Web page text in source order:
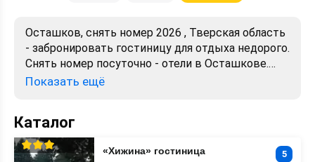
Осташков, снять номер 2026 , Тверская область
- забронировать гостиницу для отдыха недорого.
Снять номер посуточно - отели в Осташкове.
Лучшие цены, отзывы, фото, карта, телефоны,
Показать ещё
Каталог
«Хижина»
гостиница
«Хижина» гостиница 5